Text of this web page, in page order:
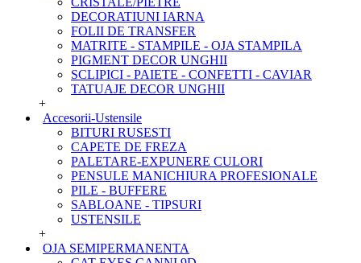
DECORATIUNI IARNA
FOLII DE TRANSFER
MATRITE - STAMPILE - OJA STAMPILA
PIGMENT DECOR UNGHII
SCLIPICI - PAIETE - CONFETTI - CAVIAR
TATUAJE DECOR UNGHII
+
Accesorii-Ustensile
BITURI RUSESTI
CAPETE DE FREZA
PALETARE-EXPUNERE CULORI
PENSULE MANICHIURA PROFESIONALE
PILE - BUFFERE
SABLOANE - TIPSURI
USTENSILE
+
OJA SEMIPERMANENTA